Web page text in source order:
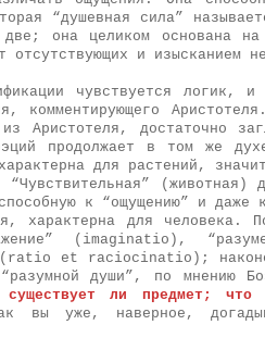
“душевная сила”
она целиком основана на
отсутствующих и изысканием
чувствуется логик,
комментирующего
Аристотеля, достаточно
продолжает в том же
для растений,
(животная)
к “ощущению” и даже
характерна для человека.
(imaginatio),
(ratio et raciocinatio);
души”, по мнению
существует ли предмет; что
вы уже, наверное,